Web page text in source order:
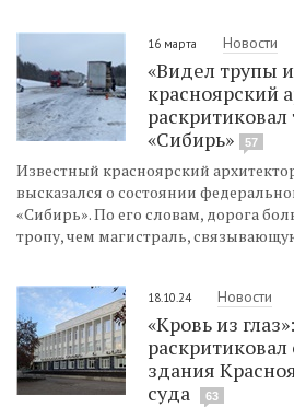
16 марта Новости
«Видел трупы
красноярский
раскритиковал
«Сибирь»
57
Известный красноярский
высказался о состоянии
«Сибирь». По его словам, дорога
тропу, чем магистраль,
18.10.24 Новости
«Кровь из
здания
суда
63